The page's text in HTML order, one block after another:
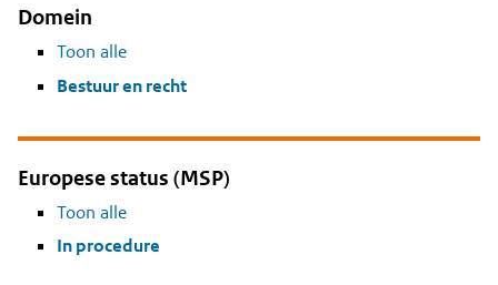
Domein
Toon alle
Bestuur en recht
Europese status (MSP)
Toon alle
In procedure